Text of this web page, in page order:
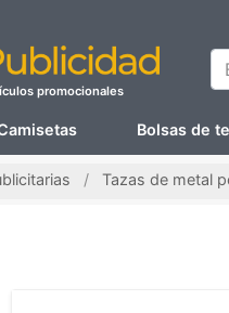
promocionales
Bolsas de
Tazas de metal